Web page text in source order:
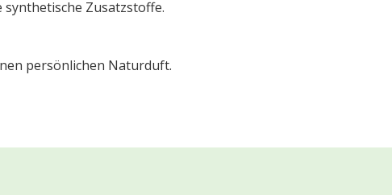
Zusatzstoffe.
persönlichen Naturduft.